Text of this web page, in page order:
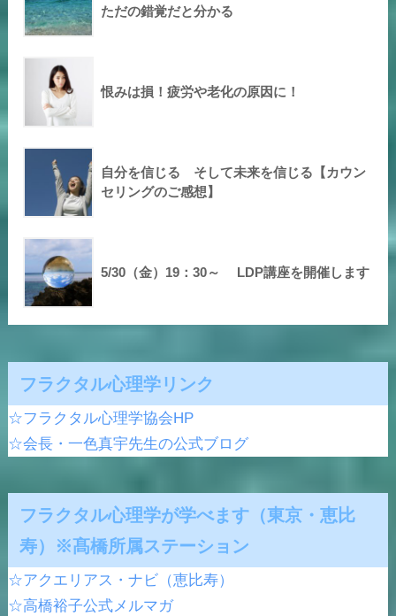
ただの錯覚だと分かる
恨みは損！疲労や老化の原因に！
自分を信じる そして未来を信じる【カウン
セリングのご感想】
5/30（金）19：30～ LDP講座を開催します
フラクタル心理学リンク
☆フラクタル心理学協会HP
☆会長・一色真宇先生の公式ブログ
フラクタル心理学が学べます（東京・恵比
寿）※髙橋所属ステーション
☆アクエリアス・ナビ（恵比寿）
☆高橋裕子公式メルマガ